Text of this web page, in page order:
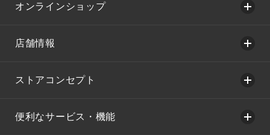
オンラインショップ
店舗情報
ストアコンセプト
便利なサービス・機能